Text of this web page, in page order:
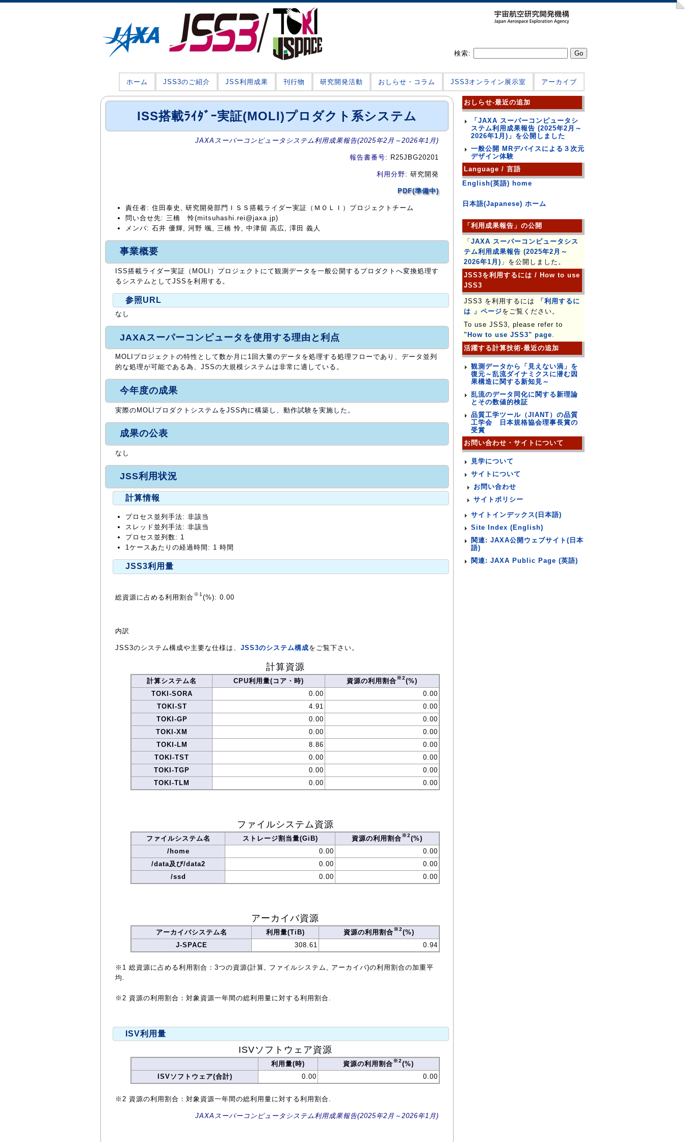
検索:
ホーム JSS3のご紹介 JSS利用成果 刊行物 研究開発活動 おしらせ・コラム JSS3オンライン展示室 アーカイブ
ISS搭載ﾗｲﾀﾞｰ実証(MOLI)プロダクト系システム
JAXAスーパーコンピュータシステム利用成果報告(2025年2月～2026年1月)
報告書番号: R25JBG20201
利用分野: 研究開発
PDF(準備中)
責任者: 住田泰史, 研究開発部門ＩＳＳ搭載ライダー実証（ＭＯＬＩ）プロジェクトチーム
問い合せ先: 三橋 怜(mitsuhashi.rei@jaxa.jp)
メンバ: 石井 優輝, 河野 颯, 三橋 怜, 中津留 高広, 澤田 義人
事業概要
ISS搭載ライダー実証（MOLI）プロジェクトにて観測データを一般公開するプロダクトへ変換処理す
るシステムとしてJSSを利用する。
参照URL
なし
JAXAスーパーコンピュータを使用する理由と利点
MOLIプロジェクトの特性として数か月に1回大量のデータを処理する処理フローであり、データ並列
的な処理が可能である為、JSSの大規模システムは非常に適している。
今年度の成果
実際のMOLIプロダクトシステムをJSS内に構築し、動作試験を実施した。
成果の公表
なし
JSS利用状況
計算情報
プロセス並列手法: 非該当
スレッド並列手法: 非該当
プロセス並列数: 1
1ケースあたりの経過時間: 1 時間
JSS3利用量
総資源に占める利用割合※1 (%): 0.00
内訳
JSS3のシステム構成や主要な仕様は、 JSS3のシステム構成をご覧下さい。
計算資源
計算システム名 CPU利用量(コア・時) 資源の利用割合※2(%)
TOKI-SORA
0.00
0.00
TOKI-ST
4.91
0.00
TOKI-GP
0.00
0.00
TOKI-XM
0.00
0.00
TOKI-LM
8.86
0.00
TOKI-TST
0.00
0.00
TOKI-TGP
0.00
0.00
TOKI-TLM
0.00 0.00
ファイルシステム資源
ファイルシステム名 ストレージ割当量(GiB) 資源の利用割合※2(%)
/home
0.00
0.00
/data及び/data2
0.00
0.00
/ssd
0.00 0.00
アーカイバ資源
アーカイバシステム名 利用量(TiB) 資源の利用割合※2(%)
J-SPACE
308.61 0.94
※1 総資源に占める利用割合：3つの資源(計算, ファイルシステム, アーカイバ)の利用割合の加重平
均.
※2 資源の利用割合：対象資源一年間の総利用量に対する利用割合.
ISV利用量
ISVソフトウェア資源
利用量(時) 資源の利用割合※2(%)
ISVソフトウェア(合計)
0.00 0.00
※2 資源の利用割合：対象資源一年間の総利用量に対する利用割合.
JAXAスーパーコンピュータシステム利用成果報告(2025年2月～2026年1月)
おしらせ-最近の追加
「JAXA スーパーコンピュータシ
ステム利用成果報告 (2025年2月～
2026年1月)」を公開しました
一般公開 MRデバイスによる３次元
デザイン体験
Language / 言語
English(英語) home
日本語(Japanese) ホーム
「利用成果報告」の公開
「 JAXA スーパーコンピュータシス
テム利用成果報告 (2025年2月～
2026年1月) 」を公開しました。
JSS3を利用するには / How to use
JSS3
JSS3 を利用するには
「利用するに
は 」ページをご覧ください。
To use JSS3, please refer to
"How to use JSS3" page.
活躍する計算技術-最近の追加
観測データから「見えない渦」を
復元～乱流ダイナミクスに潜む因
果構造に関する新知見～
乱流のデータ同化に関する新理論
とその数値的検証
品質工学ツール（JIANT）の品質
工学会 日本規格協会理事長賞の
受賞
お問い合わせ・サイトについて
見学について
サイトについて
お問い合わせ
サイトポリシー
サイトインデックス(日本語)
Site Index (English)
関連: JAXA公開ウェブサイト(日本
語)
関連: JAXA Public Page (英語)